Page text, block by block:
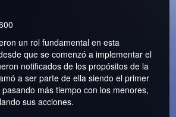
un rol fundamental en esta
que se comenzó a implementar el
notificados de los propósitos de la
a ser parte de ella siendo el primer
más tiempo con los menores,
sus acciones.